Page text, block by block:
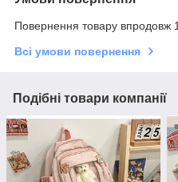
Повернення товару впродовж
Всі умови повернення
Подібні товари компанії